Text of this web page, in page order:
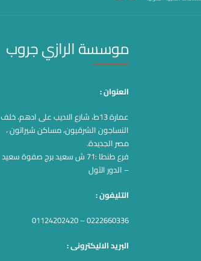
موسسة الرازي جروب
العنوان :
عمارة 13ط، شارع الاديب على ادهم، خلف
النساجون الشرقيون، مساكن شيراتون ،
مصر الجديدة.
فرع طنطا :71 ش سعيد برج صفوة سعيد
– الدور الآول
التليفون :
0222660336 – 01124202420
البريد الاليكترونى :